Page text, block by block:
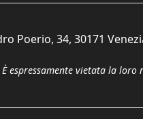
Poerio, 34, 30171
vietata la